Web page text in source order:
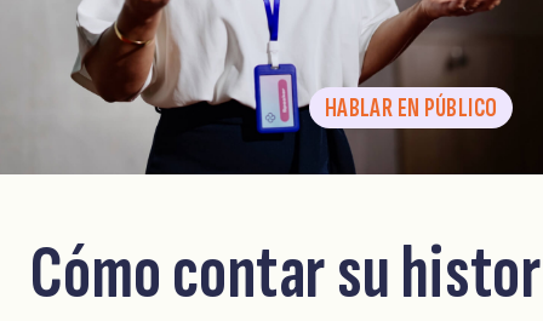
HABLAR EN PÚBLICO
Cómo contar su